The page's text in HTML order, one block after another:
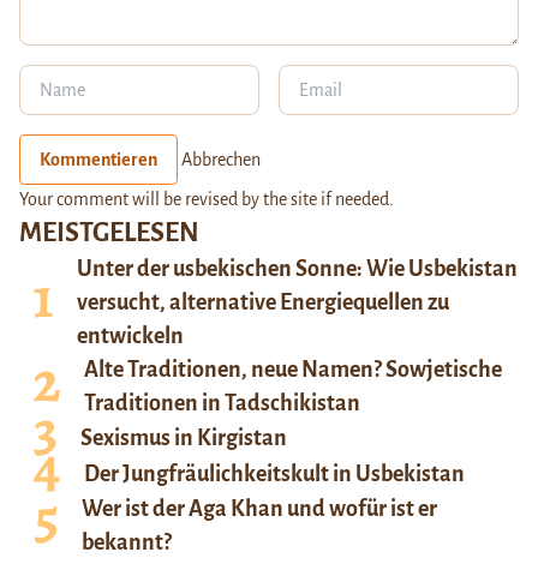
MEISTGELESEN
Unter der usbekischen Sonne: Wie Usbekistan
versucht, alternative Energiequellen zu
entwickeln
Alte Traditionen, neue Namen? Sowjetische
Traditionen in Tadschikistan
Sexismus in Kirgistan
Der Jungfräulichkeitskult in Usbekistan
Wer ist der Aga Khan und wofür ist er
bekannt?
Kommentieren Abbrechen
Your comment will be revised by the site if needed.